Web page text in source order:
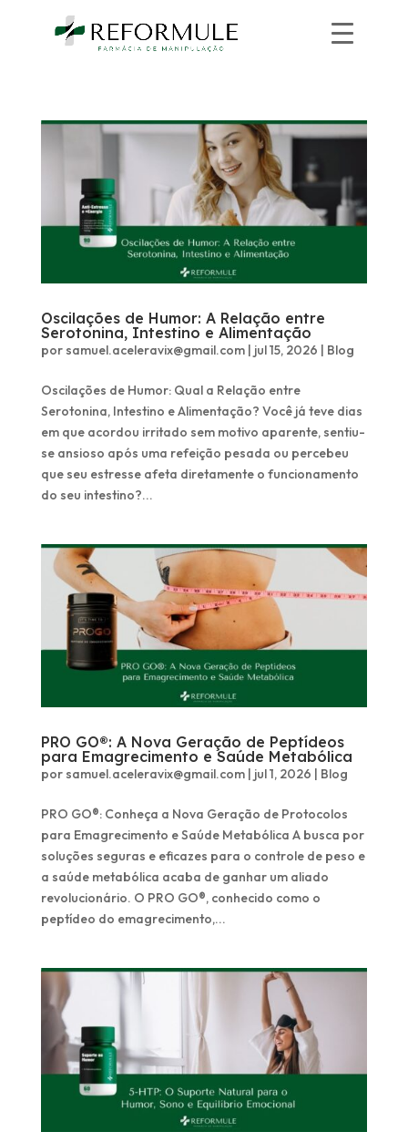
Oscilações de Humor: A Relação entre
Serotonina, Intestino e Alimentação
por samuel.aceleravix@gmail.com| jul 15, 2026 | Blog
Oscilações de Humor: Qual a Relação entre
Serotonina, Intestino e Alimentação? Você já teve dias
em que acordou irritado sem motivo aparente, sentiu-
se ansioso após uma refeição pesada ou percebeu
que seu estresse afeta diretamente o funcionamento
do seu intestino?...
PRO GO®: A Nova Geração de Peptídeos
para Emagrecimento e Saúde Metabólica
por samuel.aceleravix@gmail.com| jul 1, 2026 Blog
PRO GO®: Conheça a Nova Geração de Protocolos
para Emagrecimento e Saúde Metabólica A busca por
soluções seguras e eficazes para o controle de peso e
a saúde metabólica acaba de ganhar um aliado
revolucionário. O PRO GO®, conhecido como o
peptídeo do emagrecimento,...